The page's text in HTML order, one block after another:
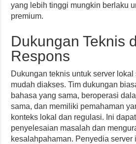
yang lebih tinggi mungkin berlaku
premium.
Dukungan Teknis
Respons
Dukungan teknis untuk server
mudah diakses. Tim dukungan
bahasa yang sama, beroperasi
sama, dan memiliki pemahaman
konteks lokal dan regulasi. Ini
penyelesaian masalah dan
kesalahpahaman. Penyedia server